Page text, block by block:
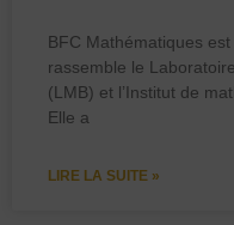
BFC Mathématiques
rassemble le
(LMB) et l’Institut de
Elle a
LIRE LA SUITE »